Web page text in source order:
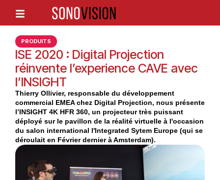
PRODUITS
ISE 2020 : Digital Projection
réinvente l’experience CAVE avec
l’INSIGHT
Thierry Ollivier, responsable du développement
commercial EMEA chez Digital Projection, nous présente
l’INSIGHT 4K HFR 360, un projecteur très puissant
déployé sur le pavillon de la réalité virtuelle à l'occasion
du salon international l'Integrated Sytem Europe (qui se
déroulait en Février dernier à Amsterdam).